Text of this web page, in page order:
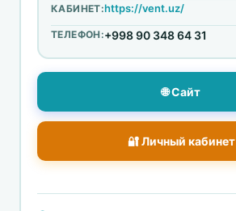
КАБИНЕТ:https://vent.uz/
ТЕЛЕФОН:+998 90 348 64 31
🌐 Сайт
🔐 Личный кабинет